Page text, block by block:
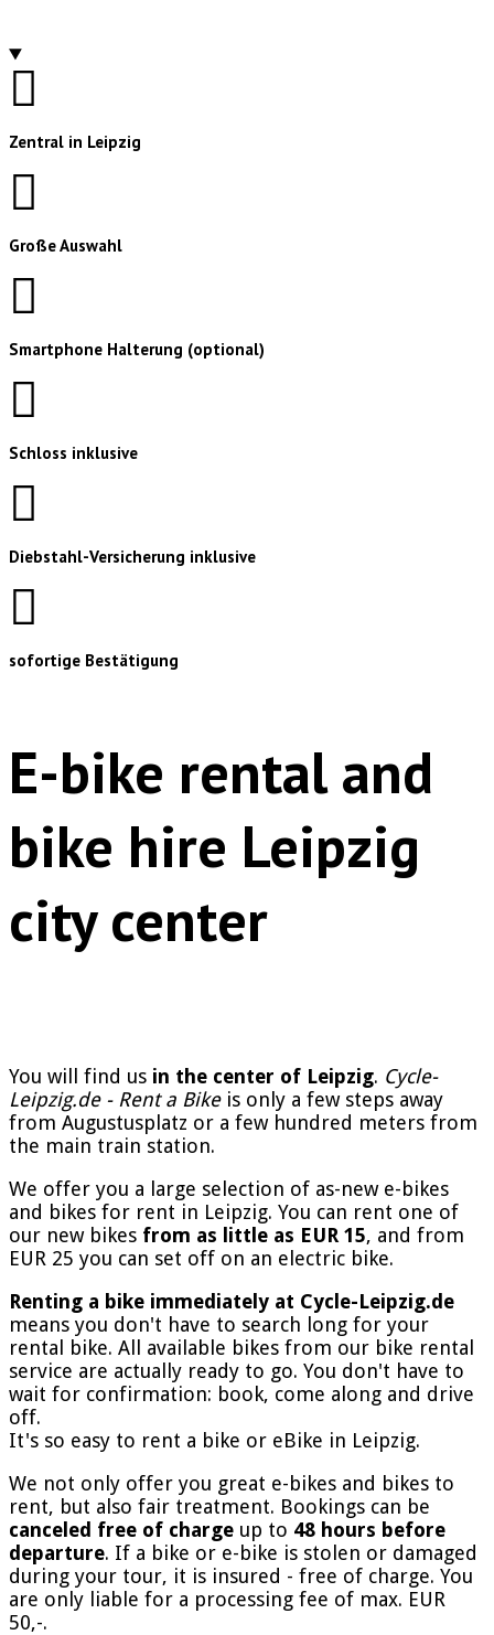
Zentral in Leipzig
Große Auswahl
Smartphone Halterung (optional)
Schloss inklusive
Diebstahl-Versicherung inklusive
sofortige Bestätigung
E-bike rental and
bike hire Leipzig
city center
You will find us in the center of Leipzig. Cycle-
Leipzig.de - Rent a Bikeis only a few steps away
from Augustusplatz or a few hundred meters from
the main train station.
We offer you a large selection of as-new e-bikes
and bikes for rent in Leipzig. You can rent one of
our new bikes from as little as EUR 15, and from
EUR 25 you can set off on an electric bike.
Renting a bike immediately at Cycle-Leipzig.de
means you don't have to search long for your
rental bike. All available bikes from our bike rental
service are actually ready to go. You don't have to
wait for confirmation: book, come along and drive
off.
It's so easy to rent a bike or eBike in Leipzig.
We not only offer you great e-bikes and bikes to
rent, but also fair treatment. Bookings can be
canceled free of charge up to 48 hours before
departure. If a bike or e-bike is stolen or damaged
during your tour, it is insured - free of charge. You
are only liable for a processing fee of max. EUR
50,-.